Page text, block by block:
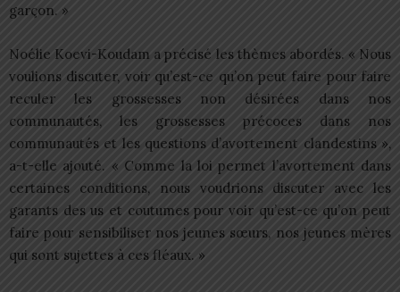
garçon. »
Noélie Koevi-Koudam a précisé les thèmes abordés. « Nous
voulions discuter, voir qu’est-ce qu’on peut faire pour faire
reculer les grossesses non désirées dans nos
communautés, les grossesses précoces dans nos
communautés et les questions d’avortement clandestins »,
a-t-elle ajouté. « Comme la loi permet l’avortement dans
certaines conditions, nous voudrions discuter avec les
garants des us et coutumes pour voir qu’est-ce qu’on peut
faire pour sensibiliser nos jeunes sœurs, nos jeunes mères
qui sont sujettes à ces fléaux. »